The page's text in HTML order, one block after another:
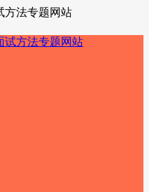
方法专题网站